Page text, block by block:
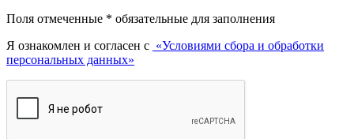
Поля отмеченные * обязательные для заполнения
Я ознакомлен и согласен с «Условиями сбора и обработки
персональных данных»